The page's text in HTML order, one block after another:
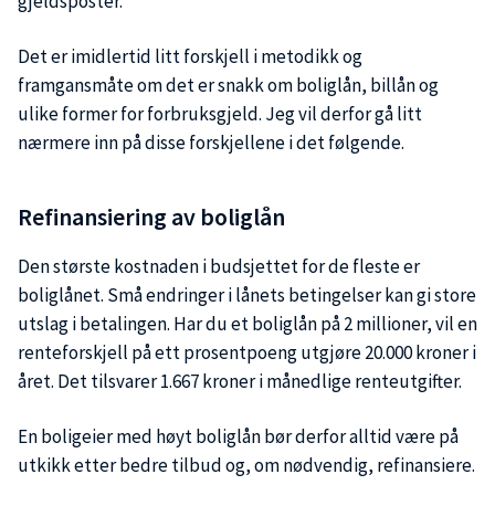
Det er imidlertid litt forskjell i metodikk og
framgansmåte om det er snakk om boliglån, billån og
ulike former for forbruksgjeld. Jeg vil derfor gå litt
nærmere inn på disse forskjellene i det følgende.
Refinansiering av boliglån
Den største kostnaden i budsjettet for de fleste er
boliglånet. Små endringer i lånets betingelser kan gi store
utslag i betalingen. Har du et boliglån på 2 millioner, vil en
renteforskjell på ett prosentpoeng utgjøre 20.000 kroner i
året. Det tilsvarer 1.667 kroner i månedlige renteutgifter.
En boligeier med høyt boliglån bør derfor alltid være på
utkikk etter bedre tilbud og, om nødvendig, refinansiere.